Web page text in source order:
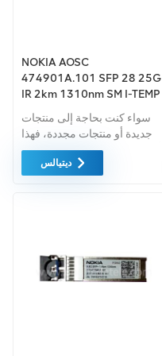
NOKIA AOSC
474901A.101 SFP 28 25G
IR 2km 1310nm SM I-TEMP
RS
سواء كنت بحاجة إلى منتجات
جديدة أو منتجات مجددة، فهذا
أمر شامل الضمان كمعيار. نحن
فقط نشتري معدات السوق
الجودة وحماية البيئة. كل هذا يتم
ديتيالس